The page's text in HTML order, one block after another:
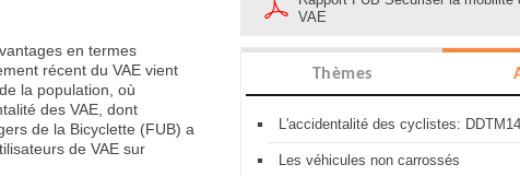
en termes
récent du VAE vient
la population, où
des VAE, dont
de la Bicyclette (FUB) a
de VAE sur
VAE
Thèmes
L'accidentalité des cyclistes:
Les véhicules non carrossés